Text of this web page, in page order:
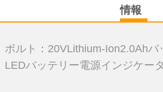
情報
ボルト：20VLithium-Ion2.0Ahバ
LEDバッテリー電源インジケー